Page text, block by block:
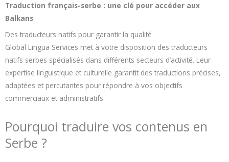
Traduction français-serbe : une clé pour accéder aux
Balkans
Des traducteurs natifs pour garantir la qualité
Global Lingua Services met à votre disposition des traducteurs
natifs serbes spécialisés dans différents secteurs d’activité. Leur
expertise linguistique et culturelle garantit des traductions précises,
adaptées et percutantes pour répondre à vos objectifs
commerciaux et administratifs.
Pourquoi traduire vos contenus en
Serbe ?